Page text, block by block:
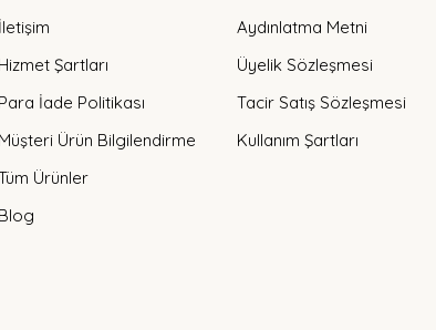
İletişim
Hizmet Şartları
Para İade Politikası
Müşteri Ürün Bilgilendirme
Ürünler
Blog
Aydınlatma Metni
Üyelik Sözleşmesi
Tacir Satış Sözleşmesi
Kullanım Şartları